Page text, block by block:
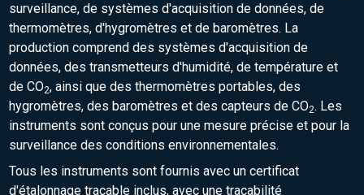
surveillance, de systèmes d'acquisition de données, de
thermomètres, d'hygromètres et de baromètres. La
production comprend des systèmes d'acquisition de
données, des transmetteurs d'humidité, de température et
de CO2, ainsi que des thermomètres portables, des
hygromètres, des baromètres et des capteurs de CO2. Les
instruments sont conçus pour une mesure précise et pour la
surveillance des conditions environnementales.
Tous les instruments sont fournis avec un certificat
d'étalonnage traçable inclus, avec une traçabilité